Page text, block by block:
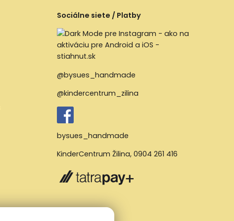
Sociálne siete / Platby
@bysues_handmade
@kindercentrum_zilina
bysues_handmade
KinderCentrum Žilina,0904 261 416